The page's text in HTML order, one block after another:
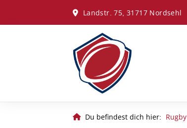
Landstr. 75, 31717 Nordsehl
Du befindest dich hier: Rugby